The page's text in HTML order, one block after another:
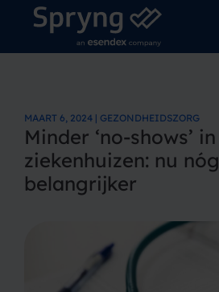
MAART 6, 2024 | GEZONDHEIDSZORG
Minder ‘no-shows’ in
ziekenhuizen: nu nóg
belangrijker